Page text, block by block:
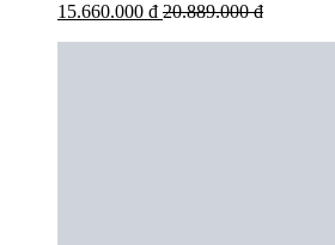
15.660.000 đ 20.889.000 đ